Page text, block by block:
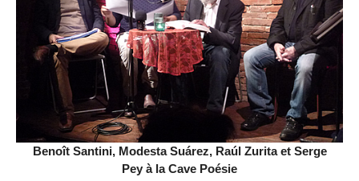
Benoît Santini, Modesta Suárez, Raúl Zurita et Serge
Pey à la Cave Poésie